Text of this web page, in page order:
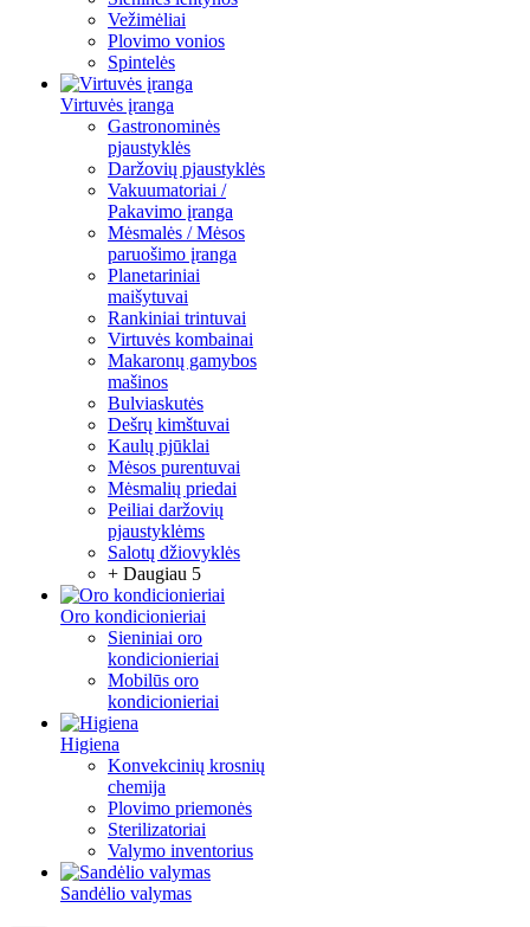
Vežimėliai
Plovimo vonios
Spintelės
Virtuvės įranga
Gastronominės
pjaustyklės
Daržovių pjaustyklės
Vakuumatoriai /
Pakavimo įranga
Mėsmalės / Mėsos
paruošimo įranga
Planetariniai
maišytuvai
Rankiniai trintuvai
Virtuvės kombainai
Makaronų gamybos
mašinos
Bulviaskutės
Dešrų kimštuvai
Kaulų pjūklai
Mėsos purentuvai
Mėsmalių priedai
Peiliai daržovių
pjaustyklėms
Salotų džiovyklės
+ Daugiau 5
Oro kondicionieriai
Sieniniai oro
kondicionieriai
Mobilūs oro
kondicionieriai
Higiena
Konvekcinių krosnių
chemija
Plovimo priemonės
Sterilizatoriai
Valymo inventorius
Sandėlio valymas